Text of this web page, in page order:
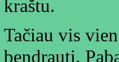
kraštu.
Tačiau vis
bendrauti.